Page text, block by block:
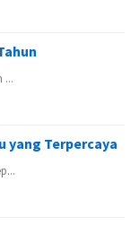
...
yang Terpercaya